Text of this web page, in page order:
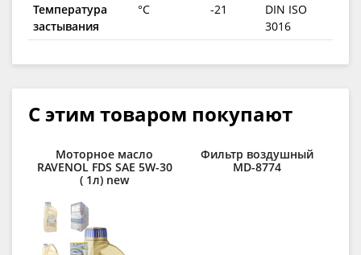
Температура
застывания
°C -21
DIN ISO
3016
С этим товаром покупают
Моторное масло
RAVENOL FDS SAE 5W-30
( 1л) new
Фильтр воздушный
MD-8774